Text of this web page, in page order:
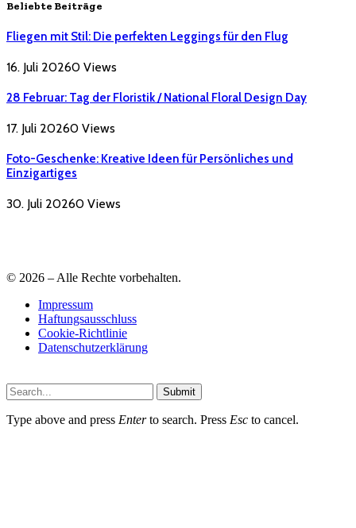
Beliebte Beiträge
Fliegen mit Stil: Die perfekten Leggings für den Flug
16. Juli 20260 Views
28 Februar: Tag der Floristik / National Floral Design Day
17. Juli 20260 Views
Foto-Geschenke: Kreative Ideen für Persönliches und
Einzigartiges
30. Juli 20260 Views
© 2026 – Alle Rechte vorbehalten.
Impressum
Haftungsausschluss
Cookie-Richtlinie
Datenschutzerklärung
Submit
Type above and press Enterto search. Press Esc to cancel.